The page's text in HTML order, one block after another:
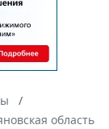
область